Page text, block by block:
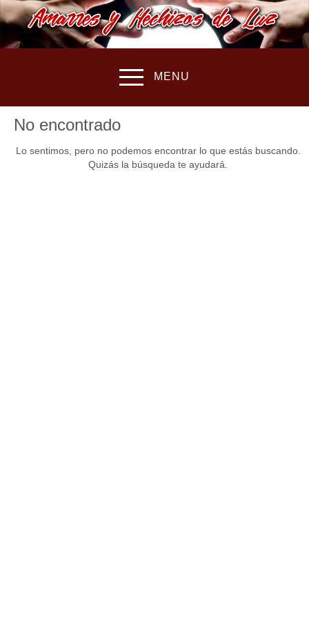
MENU
No encontrado
Lo sentimos, pero no podemos encontrar lo que estás buscando.
Quizás la búsqueda te ayudará.